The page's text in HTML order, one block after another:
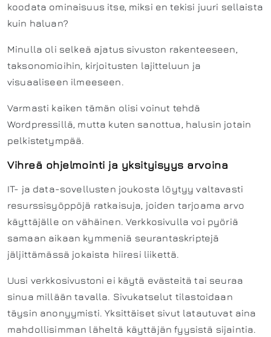
koodata ominaisuus itse, miksi en tekisi juuri sellaista
kuin haluan?
Minulla oli selkeä ajatus sivuston rakenteeseen,
taksonomioihin, kirjoitusten lajitteluun ja
visuaaliseen ilmeeseen.
Varmasti kaiken tämän olisi voinut tehdä
Wordpressillä, mutta kuten sanottua, halusin jotain
pelkistetympää.
Vihreä ohjelmointi ja yksityisyys arvoina
IT- ja data-sovellusten joukosta löytyy valtavasti
resurssisyöppöjä ratkaisuja, joiden tarjoama arvo
käyttäjälle on vähäinen. Verkkosivulla voi pyöriä
samaan aikaan kymmeniä seurantaskriptejä
jäljittämässä jokaista hiiresi liikettä.
Uusi verkkosivustoni ei käytä evästeitä tai seuraa
sinua millään tavalla. Sivukatselut tilastoidaan
täysin anonyymisti. Yksittäiset sivut latautuvat aina
mahdollisimman läheltä käyttäjän fyysistä sijaintia.